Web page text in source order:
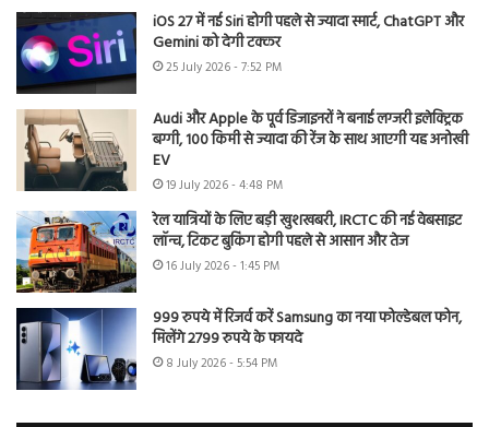
iOS 27 में नई Siri होगी पहले से ज्यादा स्मार्ट, ChatGPT और
Gemini को देगी टक्कर
25 July 2026 - 7:52 PM
Audi और Apple के पूर्व डिजाइनरों ने बनाई लग्जरी इलेक्ट्रिक
बग्गी, 100 किमी से ज्यादा की रेंज के साथ आएगी यह अनोखी
EV
19 July 2026 - 4:48 PM
रेल यात्रियों के लिए बड़ी खुशखबरी, IRCTC की नई वेबसाइट
लॉन्च, टिकट बुकिंग होगी पहले से आसान और तेज
16 July 2026 - 1:45 PM
999 रुपये में रिजर्व करें Samsung का नया फोल्डेबल फोन,
मिलेंगे 2799 रुपये के फायदे
8 July 2026 - 5:54 PM